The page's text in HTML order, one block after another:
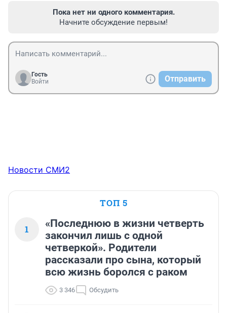
Пока нет ни одного комментария.
Начните обсуждение первым!
Гость
Войти
Отправить
Новости СМИ2
ТОП 5
1
«Последнюю в жизни четверть
закончил лишь с одной
четверкой». Родители
рассказали про сына, который
всю жизнь боролся с раком
3 346 Обсудить